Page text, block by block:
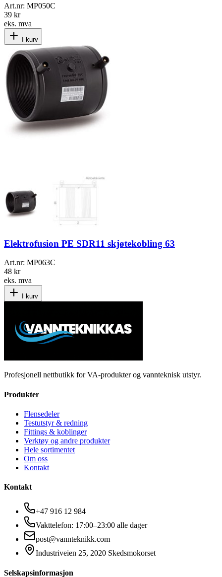
Art.nr: MP050C
39 kr
eks. mva
I kurv
Elektrofusion PE SDR11 skjøtekobling 63
Art.nr: MP063C
48 kr
eks. mva
I kurv
Profesjonell nettbutikk for VA-produkter og vannteknisk utstyr.
Produkter
Flensedeler
Testutstyr & redning
Fittings & koblinger
Verktøy og andre produkter
Hele sortimentet
Om oss
Kontakt
Kontakt
+47 916 12 984
Vakttelefon: 17:00–23:00 alle dager
post@vannteknikk.com
Industriveien 25, 2020 Skedsmokorset
Selskapsinformasjon